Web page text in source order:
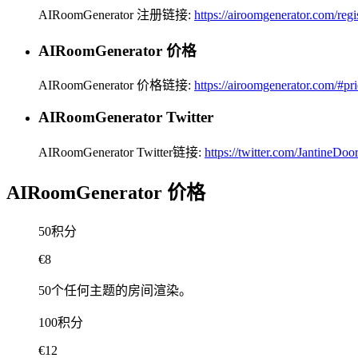
AIRoomGenerator 注册链接: https://airoomgenerator.com/
AIRoomGenerator 价格
AIRoomGenerator 价格链接: https://airoomgenerator.com/
AIRoomGenerator Twitter
AIRoomGenerator Twitter链接: https://twitter.com/
AIRoomGenerator 价格
50积分
€8
50个任何主题的房间渲染。
100积分
€12